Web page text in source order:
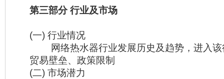
第三部分 行业及市场
(一) 行业情况
网络热水器行业发展历史及趋势，进入该
贸易壁垒、政策限制
(二) 市场潜力